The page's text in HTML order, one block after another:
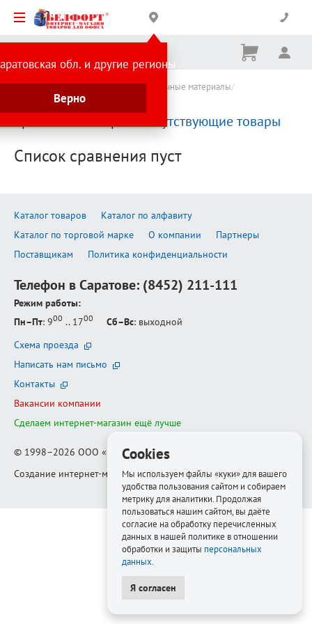
обл. и другие регионы
Верно
Корзина
Ничего
Каталог товаров Хозтовары и упаковочные материалы
Сопутствующие товары
Сопутствующие товары
Список сравнения пуст
Каталог товаров
Каталог по алфавиту
Каталог по торговой марке
О компании
Партнеры
Поставщикам
Политика конфиденциальности
Телефон в Саратове: (8452) 211-111
Режим работы:
Пн–Пт: 900 .. 1700 Сб–Вс: выходной
Схема проезда
Написать нам письмо
Контакты
Вакансии компании
Сделаем интернет-магазин ещё лучше
© 1998–2026 ООО «Белфорт-РМ»
Создание интернет-магазина—Медиапродукт
Cookies
Мы используем файлы «куки» для вашего
удобства пользования сайтом и собираем
метрику для аналитики. Продолжая
пользоваться нашим сайтом, вы даёте
согласие на обработку перечисленных
данных в нашей политике в отношении
обработки и защиты персональных
данных
Я согласен